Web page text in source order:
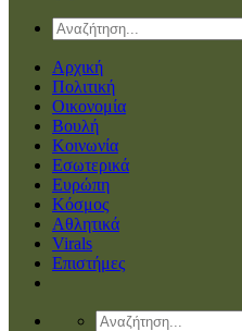
Αρχική
Πολιτική
Οικονομία
Βουλή
Κοινωνία
Εσωτερικά
Ευρώπη
Κόσμος
Αθλητικά
Virals
Επιστήμες